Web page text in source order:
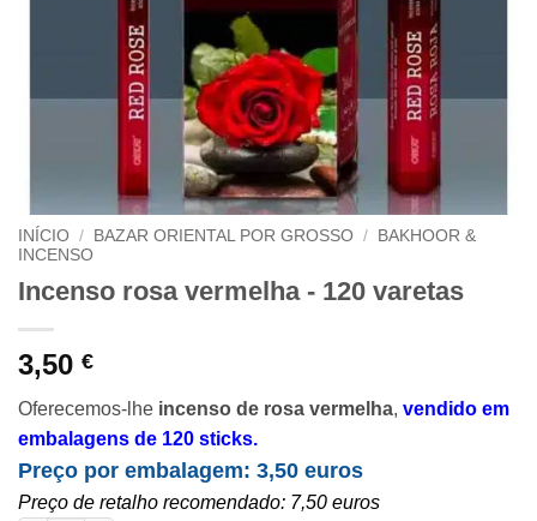
INÍCIO / BAZAR ORIENTAL POR GROSSO /
BAKHOOR &
INCENSO
Incenso rosa vermelha - 120 varetas
3,50 €
Oferecemos-lhe incenso de rosa vermelha, vendido em
embalagens de 120 sticks.
Preço por embalagem: 3,50 euros
Preço de retalho recomendado: 7,50 euros